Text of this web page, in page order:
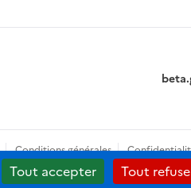
Conditions générales
Tout accepter Tout